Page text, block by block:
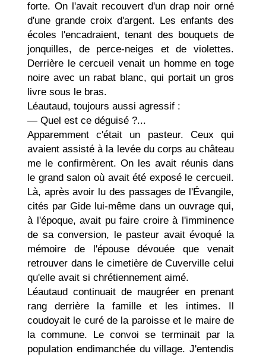
forte. On l'avait recouvert d'un drap noir orné
d'une grande croix d'argent. Les enfants des
écoles l'encadraient, tenant des bouquets de
jonquilles, de perce-neiges et de violettes.
Derrière le cercueil venait un homme en toge
noire avec un rabat blanc, qui portait un gros
livre sous le bras.
Léautaud, toujours aussi agressif :
— Quel est ce déguisé ?...
Apparemment c'était un pasteur. Ceux qui
avaient assisté à la levée du corps au château
me le confir­mèrent. On les avait réunis dans
le grand salon où avait été exposé le cercueil.
Là, après avoir lu des passages de l'Évangile,
cités par Gide lui-même dans un ouvrage qui,
à l'époque, avait pu faire croire à l'imminence
de sa conversion, le pasteur avait évoqué la
mémoire de l'épouse dévouée que venait
retrouver dans le cimetière de Cuverville celui
qu'elle avait si chrétiennement aimé.
Léautaud continuait de maugréer en prenant
rang derrière la famille et les intimes. Il
coudoyait le curé de la paroisse et le maire de
la commune. Le convoi se terminait par la
population endiman­chée du village. J'entendis